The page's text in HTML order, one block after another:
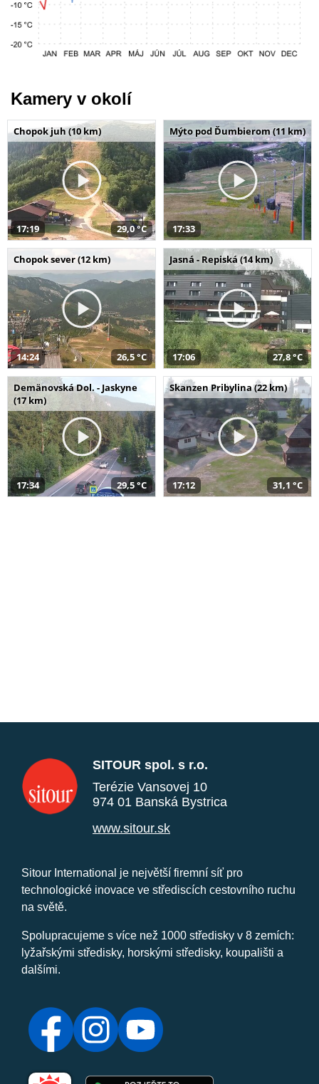
Kamery v okolí
Chopok juh (10 km)
17:19 29,0 °C
Mýto pod Ďumbierom (11 km)
17:33
Chopok sever (12 km)
14:24 26,5 °C
Jasná - Repiská (14 km)
17:06 27,8 °C
Demänovská Dol. - Jaskyne
(17 km)
17:34 29,5 °C
Skanzen Pribylina (22 km)
17:12 31,1 °C
SITOUR spol. s r.o.
Terézie Vansovej 10
974 01 Banská Bystrica
www.sitour.sk
Sitour International je největší firemní síť pro
technologické inovace ve střediscích cestovního ruchu
na světě.
Spolupracujeme s více než 1000 středisky v 8 zemích:
lyžařskými středisky, horskými středisky, koupališti a
dalšími.